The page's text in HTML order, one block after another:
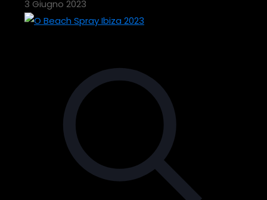
3 Giugno 2023